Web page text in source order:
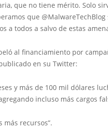
que no tiene mérito. Solo
que
a todos a salvo de estas
al financiamiento por
en su Twitter:
y más de 100 mil dólares
incluso más cargos
más recursos”.